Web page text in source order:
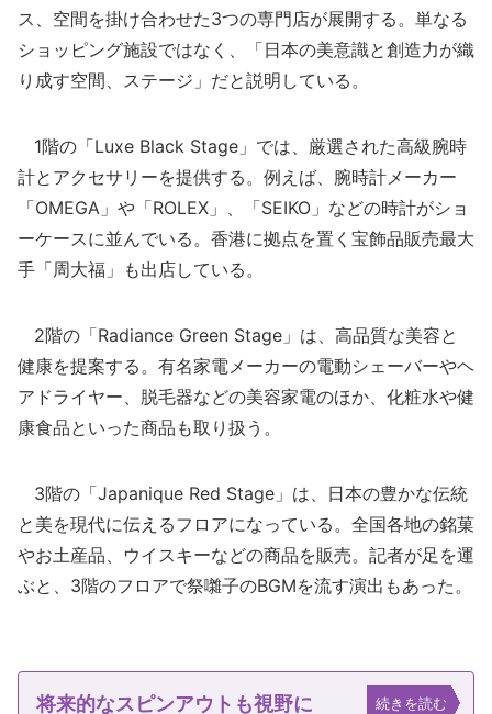
ス、空間を掛け合わせた3つの専門店が展開する。単なる
ショッピング施設ではなく、「日本の美意識と創造力が織
り成す空間、ステージ」だと説明している。
1階の「Luxe Black Stage」では、厳選された高級腕時
計とアクセサリーを提供する。例えば、腕時計メーカー
「OMEGA」や「ROLEX」、「SEIKO」などの時計がショ
ーケースに並んでいる。香港に拠点を置く宝飾品販売最大
手「周大福」も出店している。
2階の「Radiance Green Stage」は、高品質な美容と
健康を提案する。有名家電メーカーの電動シェーバーやヘ
アドライヤー、脱毛器などの美容家電のほか、化粧水や健
康食品といった商品も取り扱う。
3階の「Japanique Red Stage」は、日本の豊かな伝統
と美を現代に伝えるフロアになっている。全国各地の銘菓
やお土産品、ウイスキーなどの商品を販売。記者が足を運
ぶと、3階のフロアで祭囃子のBGMを流す演出もあった。
将来的なスピンアウトも視野に 続きを読む